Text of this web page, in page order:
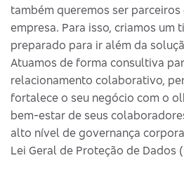
também queremos ser parceiros
empresa. Para isso, criamos um
preparado para ir além da
Atuamos de forma consultiva
relacionamento colaborativo,
fortalece o seu negócio com o
bem-estar de seus
alto nível de governança
Lei Geral de Proteção de Dados